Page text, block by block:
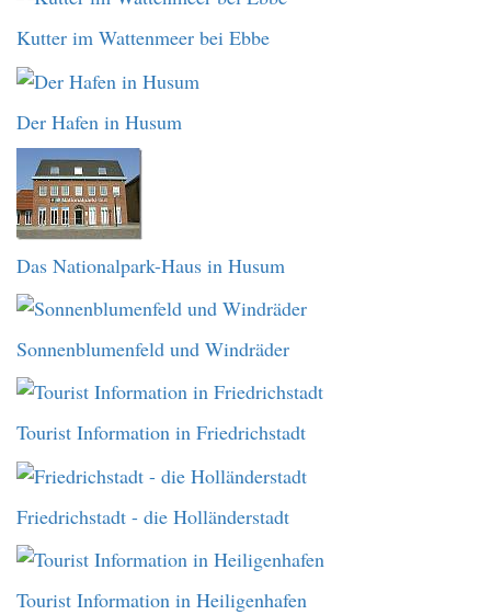
Kutter im Wattenmeer bei Ebbe
Der Hafen in Husum
Das Nationalpark-Haus in Husum
Sonnenblumenfeld und Windräder
Tourist Information in Friedrichstadt
Friedrichstadt - die Holländerstadt
Tourist Information in Heiligenhafen